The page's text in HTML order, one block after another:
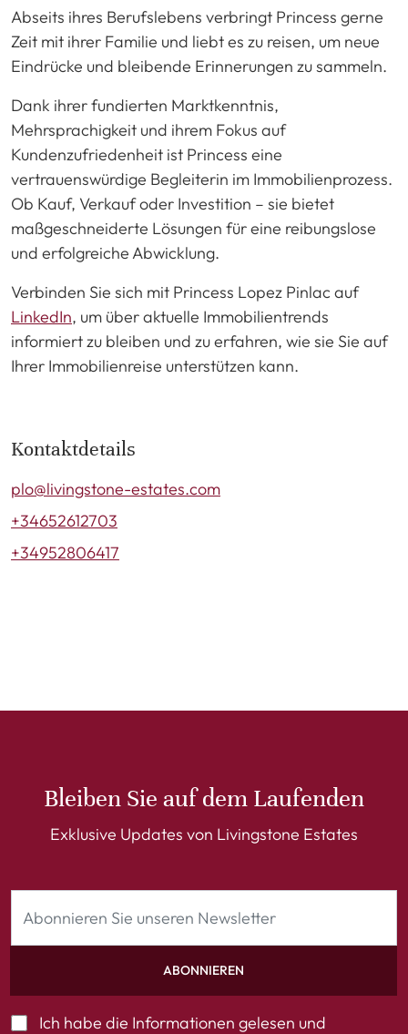
Abseits ihres Berufslebens verbringt Princess gerne
Zeit mit ihrer Familie und liebt es zu reisen, um neue
Eindrücke und bleibende Erinnerungen zu sammeln.
Dank ihrer fundierten Marktkenntnis,
Mehrsprachigkeit und ihrem Fokus auf
Kundenzufriedenheit ist Princess eine
vertrauenswürdige Begleiterin im Immobilienprozess.
Ob Kauf, Verkauf oder Investition – sie bietet
maßgeschneiderte Lösungen für eine reibungslose
und erfolgreiche Abwicklung.
Verbinden Sie sich mit Princess Lopez Pinlac auf
LinkedIn, um über aktuelle Immobilientrends
informiert zu bleiben und zu erfahren, wie sie Sie auf
Ihrer Immobilienreise unterstützen kann.
Kontaktdetails
plo@livingstone-estates.com
+34652612703
+34952806417
Bleiben Sie auf dem Laufenden
Exklusive Updates von Livingstone Estates
ABONNIEREN
Ich habe die Informationen gelesen und